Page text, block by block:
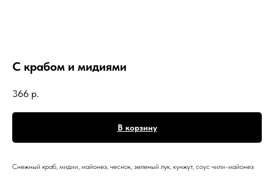
С крабом и мидиями
366 р.
В корзину
Снежный краб, мидии, майонез, чеснок, зеленый лук, кунжут, соус чили-майонез